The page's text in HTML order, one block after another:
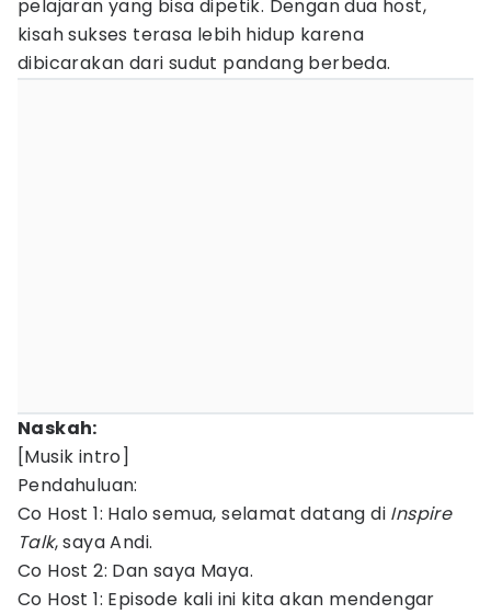
pelajaran yang bisa dipetik. Dengan dua host,
kisah sukses terasa lebih hidup karena
dibicarakan dari sudut pandang berbeda.
Naskah:
[Musik intro]
Pendahuluan:
Co Host 1: Halo semua, selamat datang di Inspire
Talk, saya Andi.
Co Host 2: Dan saya Maya.
Co Host 1: Episode kali ini kita akan mendengar